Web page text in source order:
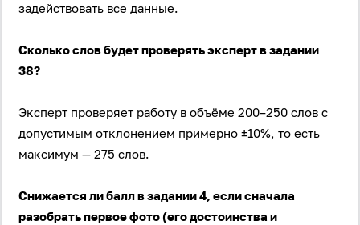
задействовать все данные.
Сколько слов будет проверять эксперт в задании
38?
Эксперт проверяет работу в объёме 200–250 слов с
допустимым отклонением примерно ±10%, то есть
максимум — 275 слов.
Снижается ли балл в задании 4, если сначала
разобрать первое фото (его достоинства и